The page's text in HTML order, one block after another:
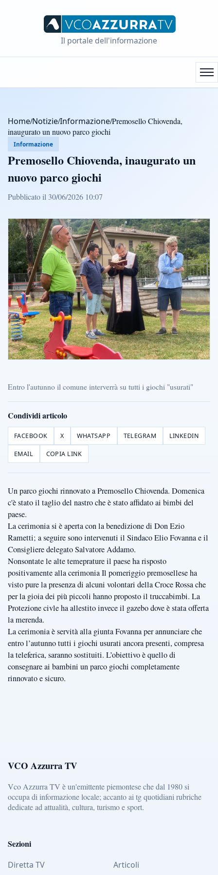
Il portale dell'informazione
Home/Notizie/Informazione/Premosello Chiovenda,
inaugurato un nuovo parco giochi
Informazione
Premosello Chiovenda, inaugurato un
nuovo parco giochi
Pubblicato il 30/06/2026 10:07
Entro l'autunno il comune interverrà su tutti i giochi "usurati"
Condividi articolo
FACEBOOK X WHATSAPP TELEGRAM LINKEDIN
EMAIL COPIA LINK
Un parco giochi rinnovato a Premosello Chiovenda. Domenica
c'è stato il taglio del nastro che è stato affidato ai bimbi del
paese.
La cerimonia si è aperta con la benedizione di Don Ezio
Rametti; a seguire sono intervenuti il Sindaco Elio Fovanna e il
Consigliere delegato Salvatore Addamo.
Nonsontate le alte temeprature il paese ha risposto
positivamente alla cerimonia Il pomeriggio premosellese ha
visto pure la presenza di alcuni volontari della Croce Rossa che
per la gioia dei più piccoli hanno proposto il truccabimbi. La
Protezione civle ha allestito invece il gazebo dove è stata offerta
la merenda.
La cerimonia è servità alla giunta Fovanna per annunciare che
entro l’autunno tutti i giochi usurati ancora presenti, compresa
la teleferica, saranno sostituiti. L’obiettivo è quello di
consegnare ai bambini un parco giochi completamente
rinnovato e sicuro.
VCO Azzurra TV
Vco Azzurra TV è un'emittente piemontese che dal 1980 si
occupa di informazione locale; accanto ai tg quotidiani rubriche
dedicate ad attualità, cultura, turismo e sport.
Sezioni
Diretta TV Articoli